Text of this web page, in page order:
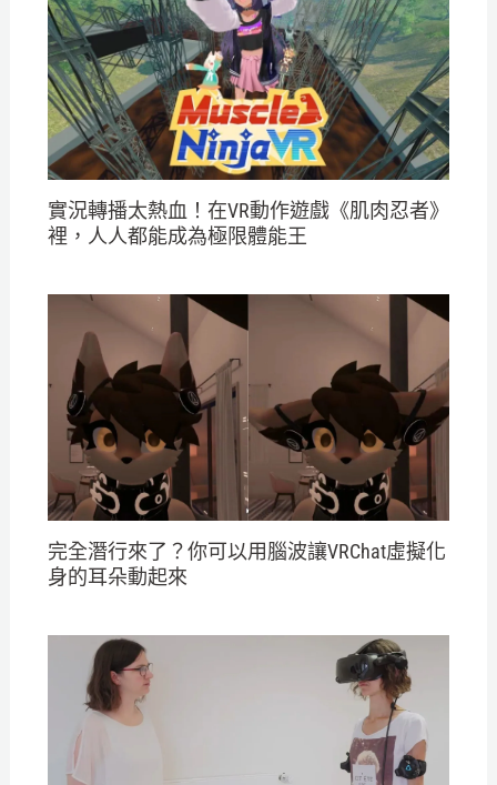
實況轉播太熱血！在VR動作遊戲《肌肉忍者》
裡，人人都能成為極限體能王
完全潛行來了？你可以用腦波讓VRChat虛擬化
身的耳朵動起來